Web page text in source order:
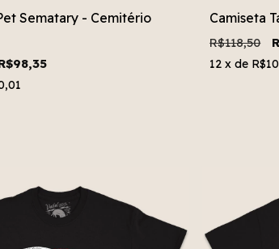
Sematary - Cemitério
Camiseta
R$118,50
12 x de